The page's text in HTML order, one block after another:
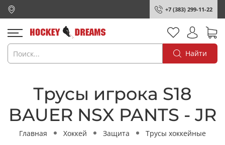
+7 (383) 299-11-22
Найти
Трусы игрока S18
BAUER NSX PANTS - JR
Главная Хоккей Защита Трусы хоккейные